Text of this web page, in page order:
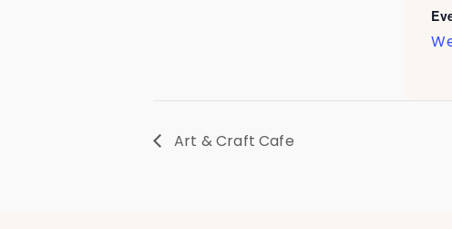
Art & Craft Cafe